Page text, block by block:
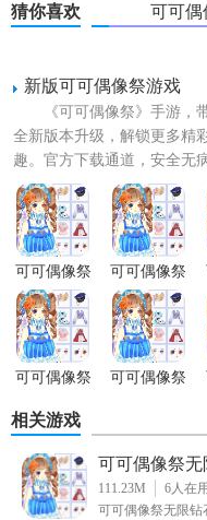
【可可偶像祭游戏免费
1. 合理安排训练计划：
训练计划，提升各项技能
2. 参与多样活动：积极
率，快速提升人气。
解锁特殊奖励。
4. 策略投资：合理利用
等，提升表演效果。
猜你喜欢
可可偶
新版可可偶像祭游戏
《可可偶像祭》手游，
全新版本升级，解锁更多精
趣。官方下载通道，安全无
屏竞技，展现你的音乐才华
可可偶像祭
游戏免费版
可可偶像祭
游戏完整版
可可偶像祭
可可偶像祭
相关游戏
可可偶像祭无
111.23M 6人在用
可可偶像祭无限钻